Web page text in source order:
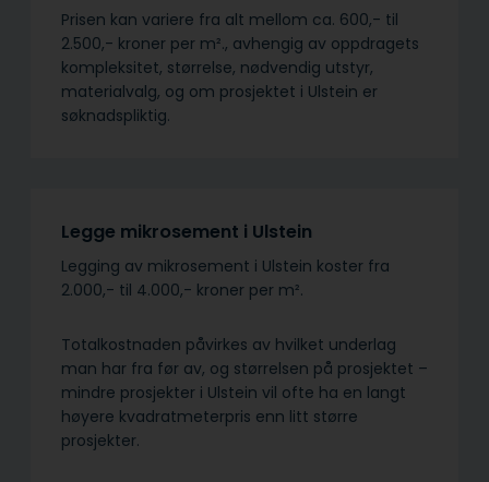
Prisen kan variere fra alt mellom ca. 600,- til
2.500,- kroner per m²., avhengig av oppdragets
kompleksitet, størrelse, nødvendig utstyr,
materialvalg, og om prosjektet i Ulstein er
søknadspliktig.
Legge mikrosement i Ulstein
Legging av mikrosement i Ulstein koster fra
2.000,- til 4.000,- kroner per m².
Totalkostnaden påvirkes av hvilket underlag
man har fra før av, og størrelsen på prosjektet –
mindre prosjekter i Ulstein vil ofte ha en langt
høyere kvadratmeterpris enn litt større
prosjekter.